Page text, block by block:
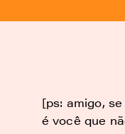
[ps: amigo,
é você que